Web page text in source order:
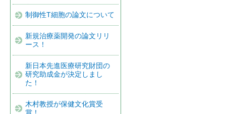
制御性T細胞の論文について
新規治療薬開発の論文リリ
ース！
新日本先進医療研究財団の
研究助成金が決定しまし
た！
木村教授が保健文化賞受